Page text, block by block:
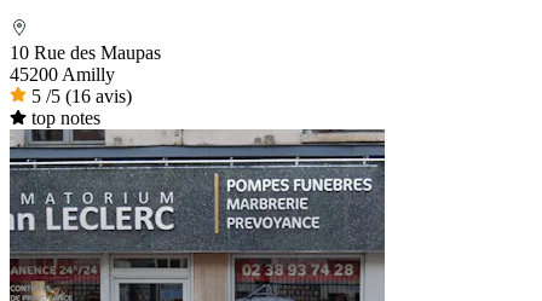
10 Rue des Maupas
45200 Amilly
5 /5 (16 avis)
top notes